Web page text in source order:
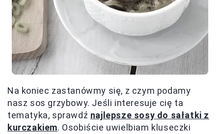
Na koniec zastanówmy się, z czym podamy
nasz sos grzybowy. Jeśli interesuje cię ta
tematyka, sprawdź najlepsze sosy do sałatki z
kurczakiem. Osobiście uwielbiam kluseczki